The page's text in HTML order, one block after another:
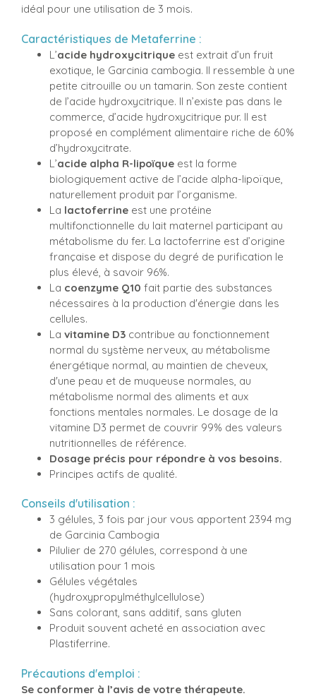
idéal pour une utilisation de 3 mois.
Caractéristiques de Metaferrine :
L’acide hydroxycitrique est extrait d’un fruit
exotique, le Garcinia cambogia. Il ressemble à une
petite citrouille ou un tamarin. Son zeste contient
de l’acide hydroxycitrique. Il n’existe pas dans le
commerce, d’acide hydroxycitrique pur. Il est
proposé en complément alimentaire riche de 60%
d’hydroxycitrate.
L’acide alpha R-lipoïque est la forme
biologiquement active de l’acide alpha-lipoïque,
naturellement produit par l’organisme.
La lactoferrine est une protéine
multifonctionnelle du lait maternel participant au
métabolisme du fer. La lactoferrine est d’origine
française et dispose du degré de purification le
plus élevé, à savoir 96%.
La coenzyme Q10 fait partie des substances
nécessaires à la production d'énergie dans les
cellules.
La vitamine D3 contribue au fonctionnement
normal du système nerveux, au métabolisme
énergétique normal, au maintien de cheveux,
d'une peau et de muqueuse normales, au
métabolisme normal des aliments et aux
fonctions mentales normales. Le dosage de la
vitamine D3 permet de couvrir 99% des valeurs
nutritionnelles de référence.
Dosage précis pour répondre à vos besoins.
Principes actifs de qualité.
Conseils d'utilisation :
3 gélules, 3 fois par jour vous apportent 2394 mg
de Garcinia Cambogia
Pilulier de 270 gélules, correspond à une
utilisation pour 1 mois
Gélules végétales
(hydroxypropylméthylcellulose)
Sans colorant, sans additif, sans gluten
Produit souvent acheté en association avec
Plastiferrine.
Précautions d'emploi :
Se conformer à l’avis de votre thérapeute.